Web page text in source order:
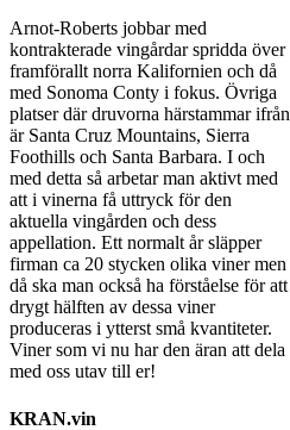
Arnot-Roberts jobbar med
kontrakterade vingårdar spridda över
framförallt norra Kalifornien och då
med Sonoma Conty i fokus. Övriga
platser där druvorna härstammar ifrån
är Santa Cruz Mountains, Sierra
Foothills och Santa Barbara. I och
med detta så arbetar man aktivt med
att i vinerna få uttryck för den
aktuella vingården och dess
appellation. Ett normalt år släpper
firman ca 20 stycken olika viner men
då ska man också ha förståelse för att
drygt hälften av dessa viner
produceras i ytterst små kvantiteter.
Viner som vi nu har den äran att dela
med oss utav till er!
KRAN.vin